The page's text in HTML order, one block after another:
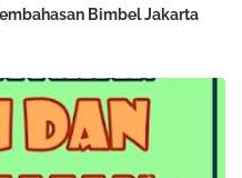
Bimbel Jakarta